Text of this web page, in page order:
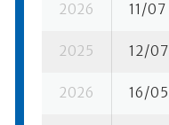
2026 11/07
2025 12/07
2026 16/05